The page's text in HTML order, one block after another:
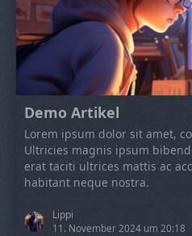
Demo Artikel
Lorem ipsum dolor sit amet,
Ultricies magnis ipsum
erat taciti ultrices mattis ac
habitant neque nostra.
Lippi
11. November 2024 um 20:18